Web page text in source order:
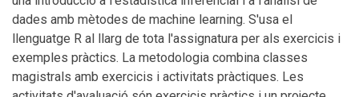
dades amb mètodes de machine learning. S'usa el
llenguatge R al llarg de tota l'assignatura per als exercicis i
exemples pràctics. La metodologia combina classes
magistrals amb exercicis i activitats pràctiques. Les